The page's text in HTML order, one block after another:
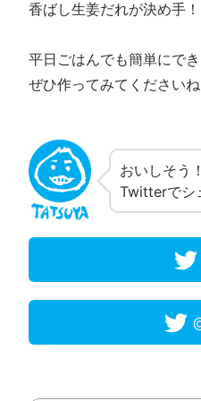
香ばし生姜だれが決め手！
平日ごはんでも簡単にでき
ぜひ作ってみてくださいね
おいしそう
Twitterでシ